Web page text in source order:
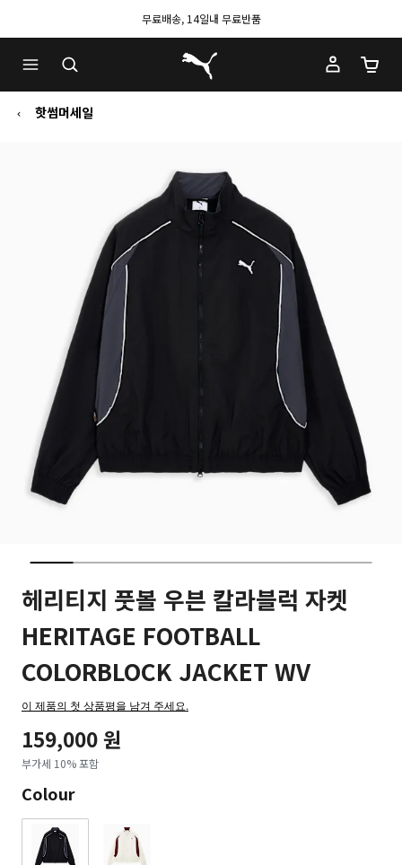
무료배송, 14일내 무료반품
푸마 홈
장바
핫썸머세일
헤리티지 풋볼 우븐 칼라블럭 자켓
HERITAGE FOOTBALL
COLORBLOCK JACKET WV
이 제품의 첫 상품평을 남겨 주세요.
159,000 원
부가세 10% 포함
Colour